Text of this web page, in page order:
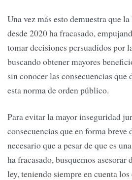
Una vez más esto demuestra que
desde 2020 ha fracasado,
tomar decisiones persuadidos por
buscando obtener mayores
sin conocer las consecuencias que
esta norma de orden público.
Para evitar la mayor inseguridad
consecuencias que en forma breve
necesario que a pesar de que es
ha fracasado, busquemos asesorar
ley, teniendo siempre en cuenta